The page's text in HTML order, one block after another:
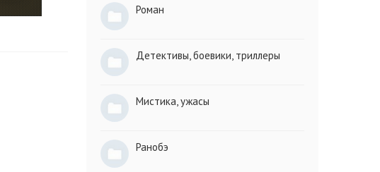
Роман
Детективы, боевики, триллеры
Мистика, ужасы
Ранобэ